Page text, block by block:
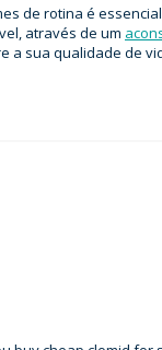
de rotina é
através de um
a sua qualidade de